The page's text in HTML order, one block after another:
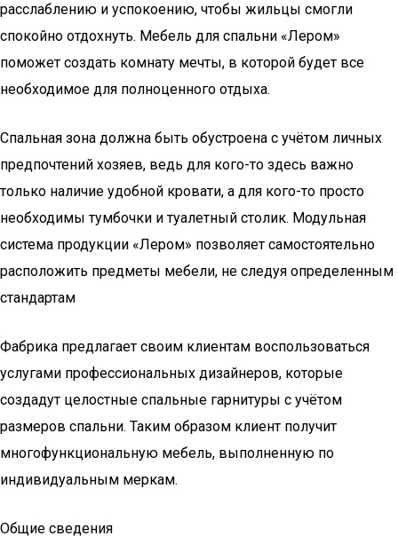
расслаблению и успокоению, чтобы жильцы смогли
спокойно отдохнуть. Мебель для спальни «Лером»
поможет создать комнату мечты, в которой будет все
необходимое для полноценного отдыха.
Спальная зона должна быть обустроена с учётом личных
предпочтений хозяев, ведь для кого-то здесь важно
только наличие удобной кровати, а для кого-то просто
необходимы тумбочки и туалетный столик. Модульная
система продукции «Лером» позволяет самостоятельно
расположить предметы мебели, не следуя определенным
стандартам
Фабрика предлагает своим клиентам воспользоваться
услугами профессиональных дизайнеров, которые
создадут целостные спальные гарнитуры с учётом
размеров спальни. Таким образом клиент получит
многофункциональную мебель, выполненную по
индивидуальным меркам.
Общие сведения